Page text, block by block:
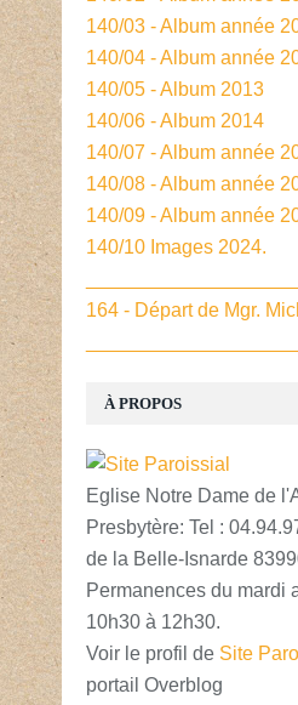
À PROPOS
Eglise Notre Dame de
Presbytère: Tel :
de la Belle-Isnarde
Permanences du mardi
10h30 à 12h30.
Voir le profil de Site
portail Overblog
140/03 - Album année
140/04 - Album année
140/05 - Album 2013
140/06 - Album 2014
140/07 - Album année
140/08 - Album année
140/09 - Album année
140/10 Images 2024.
164 - Départ de Mgr.